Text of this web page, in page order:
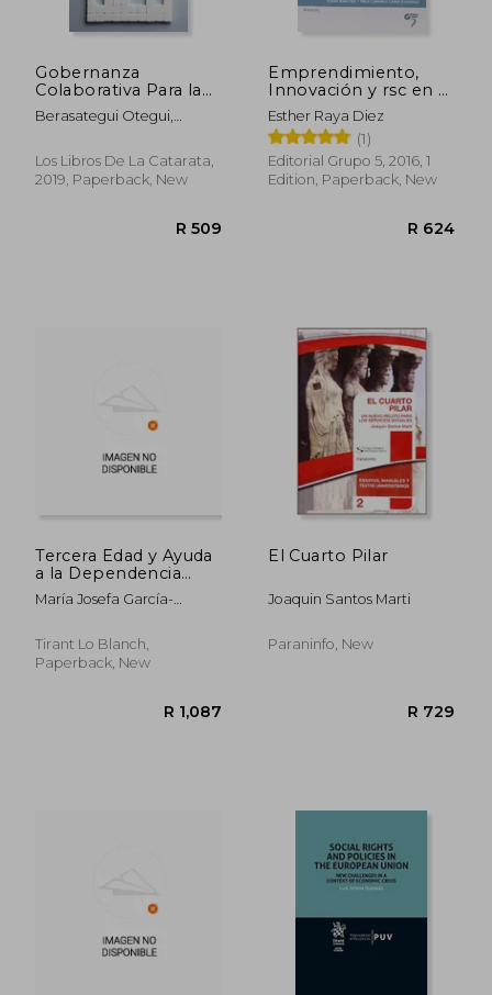
R 511
Gobernanza
Colaborativa Para la
Inclusión Social
[Próxima Aparición]
Berasategui Otegui,
Cinta,Ferran Zubillaga,
Ane
Los Libros De La Catarata,
2019, Paperback, New
Emprendimiento,
Innovación y rsc en el
Trabajo Social (in
Spanish)
Esther Raya Diez
(1)
Editorial Grupo 5, 2016, 1
Edition, Paperback, New
Tercera Edad y Ayuda
a la Dependencia
(Monografías)
María Josefa García-
Tirant Lo Blanch,
Paperback, New
El Cuarto Pilar
Joaquin Santos Marti
Paraninfo, New